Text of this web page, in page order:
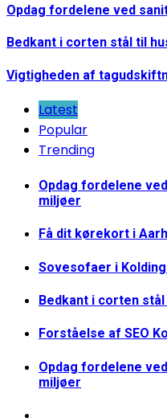
Opdag fordelene ved
Bedkant i corten stål til
Vigtigheden af
Latest
Popular
Trending
Opdag fordelene
miljøer
Få dit kørekort i
Sovesofaer i
Bedkant i corten
Forståelse af SEO
Opdag fordelene
miljøer